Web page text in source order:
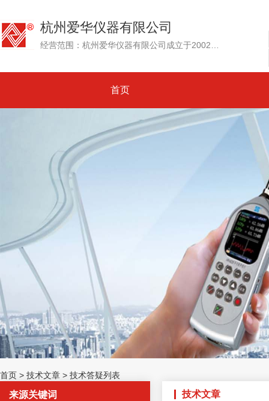
杭州爱华仪器有限公司
首页
首页 > 技术文章 > 技术答疑列表
来源关键词 技术文章